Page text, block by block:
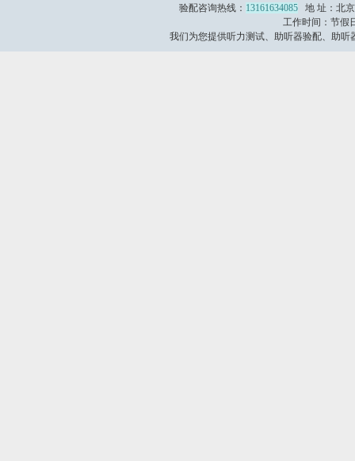
验配咨询热线： 13161634085 地 址：北
工作时间：节假
我们为您提供听力测试、助听器验配、助